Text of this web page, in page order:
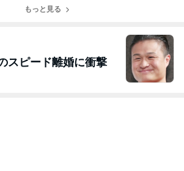
もっと見る
スピード離婚に衝撃